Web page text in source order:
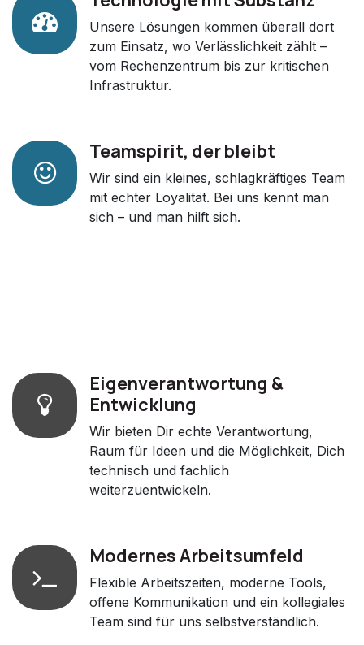
Unsere Lösungen kommen überall dort
zum Einsatz, wo Verlässlichkeit zählt –
vom Rechenzentrum bis zur kritischen
Infrastruktur.
Teamspirit, der bleibt
Wir sind ein kleines, schlagkräftiges Team
mit echter Loyalität. Bei uns kennt man
sich – und man hilft sich.
Eigenverantwortung &
Entwicklung
Wir bieten Dir echte Verantwortung,
Raum für Ideen und die Möglichkeit, Dich
technisch und fachlich
weiterzuentwickeln.
Modernes Arbeitsumfeld
Flexible Arbeitszeiten, moderne Tools,
offene Kommunikation und ein kollegiales
Team sind für uns selbstverständlich.